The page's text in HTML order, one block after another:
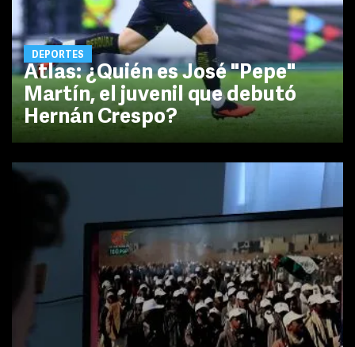
DEPORTES
Atlas: ¿Quién es José "Pepe"
Martín, el juvenil que debutó
Hernán Crespo?